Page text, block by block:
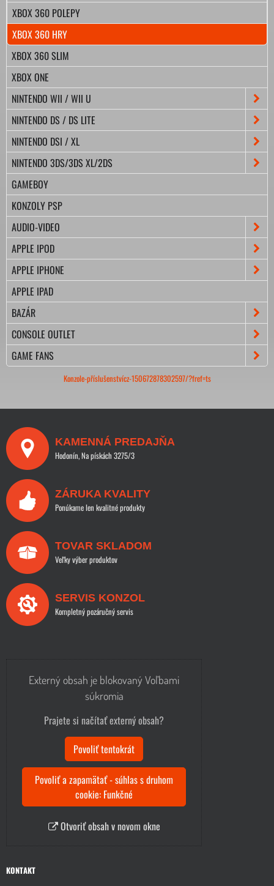
XBOX 360 POLEPY
XBOX 360 HRY
XBOX 360 SLIM
XBOX ONE
NINTENDO WII / WII U
NINTENDO DS / DS LITE
NINTENDO DSI / XL
NINTENDO 3DS/3DS XL/2DS
GAMEBOY
KONZOLY PSP
AUDIO-VIDEO
APPLE IPOD
APPLE IPHONE
APPLE IPAD
BAZÁR
CONSOLE OUTLET
GAME FANS
Konzole-příslušenstvícz-150672878302597/?fref=ts
KAMENNÁ PREDAJŇA
Hodonín, Na pískách 3275/3
ZÁRUKA KVALITY
Ponúkame len kvalitné produkty
TOVAR SKLADOM
Veľky výber produktov
SERVIS KONZOL
Kompletný pozáručný servis
Externý obsah je blokovaný Voľbami
súkromia
Prajete si načítať externý obsah?
Povoliť tentokrát
Povoliť a zapamätať - súhlas s druhom
cookie: Funkčné
Otvoriť obsah v novom okne
KONTAKT